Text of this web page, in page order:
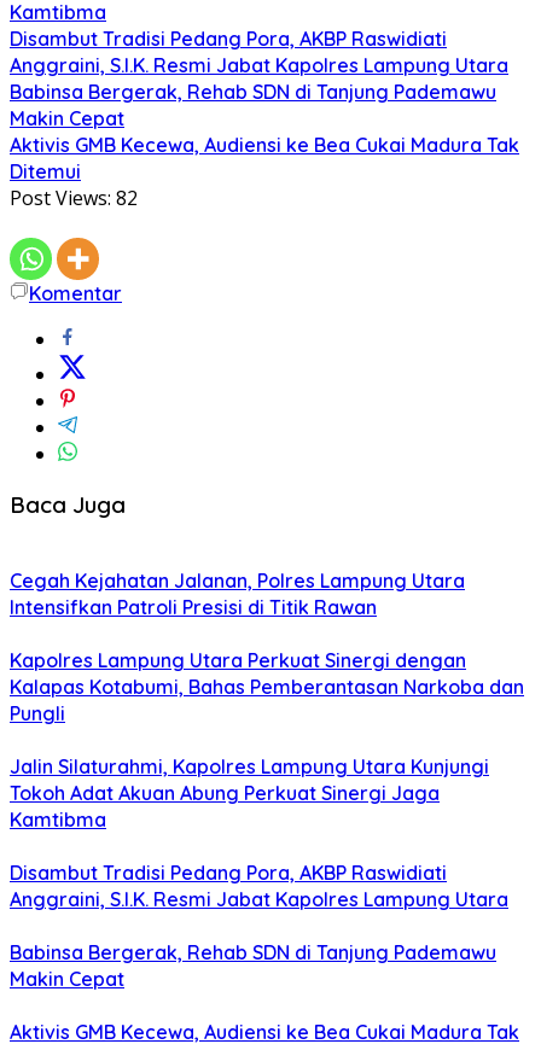
Kamtibma
Disambut Tradisi Pedang Pora, AKBP Raswidiati
Anggraini, S.I.K. Resmi Jabat Kapolres Lampung Utara
Babinsa Bergerak, Rehab SDN di Tanjung Pademawu
Makin Cepat
Aktivis GMB Kecewa, Audiensi ke Bea Cukai Madura Tak
Ditemui
Post Views: 82
Komentar
Baca Juga
Cegah Kejahatan Jalanan, Polres Lampung Utara
Intensifkan Patroli Presisi di Titik Rawan
Kapolres Lampung Utara Perkuat Sinergi dengan
Kalapas Kotabumi, Bahas Pemberantasan Narkoba dan
Pungli
Jalin Silaturahmi, Kapolres Lampung Utara Kunjungi
Tokoh Adat Akuan Abung Perkuat Sinergi Jaga
Kamtibma
Disambut Tradisi Pedang Pora, AKBP Raswidiati
Anggraini, S.I.K. Resmi Jabat Kapolres Lampung Utara
Babinsa Bergerak, Rehab SDN di Tanjung Pademawu
Makin Cepat
Aktivis GMB Kecewa, Audiensi ke Bea Cukai Madura Tak